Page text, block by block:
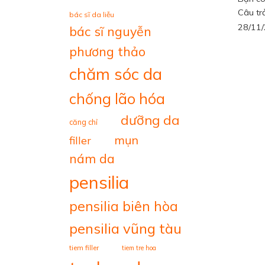
bác sĩ da liễu
bác sĩ nguyễn
phương thảo
chăm sóc da
chống lão hóa
căng chỉ dưỡng da
filler mụn
nám da
pensilia
pensilia biên hòa
pensilia vũng tàu
tiem filler tiem tre hoa
Câu
28/